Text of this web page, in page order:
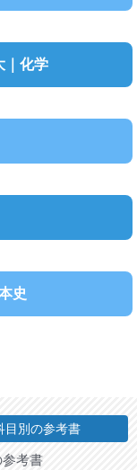
｜化学
史
目別の参考書
考書